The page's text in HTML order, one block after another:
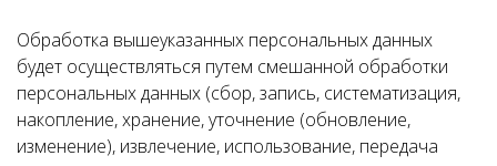
Обработка вышеуказанных персональных данных
будет осуществляться путем смешанной обработки
персональных данных (сбор, запись, систематизация,
накопление, хранение, уточнение (обновление,
изменение), извлечение, использование, передача